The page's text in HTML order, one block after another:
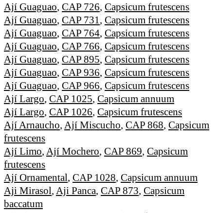
Ají Guaguao, CAP 726, Capsicum frutescens
Ají Guaguao, CAP 731, Capsicum frutescens
Ají Guaguao, CAP 764, Capsicum frutescens
Ají Guaguao, CAP 766, Capsicum frutescens
Ají Guaguao, CAP 895, Capsicum frutescens
Ají Guaguao, CAP 936, Capsicum frutescens
Ají Guaguao, CAP 966, Capsicum frutescens
Ají Largo, CAP 1025, Capsicum annuum
Ají Largo, CAP 1026, Capsicum frutescens
Ají Arnaucho, Ají Miscucho, CAP 868, Capsicum
frutescens
Ají Limo, Ají Mochero, CAP 869, Capsicum
frutescens
Ají Ornamental, CAP 1028, Capsicum annuum
Aji Mirasol, Aji Panca, CAP 873, Capsicum
baccatum